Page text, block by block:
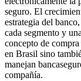
seguro. El
estrategia del
cada segmento y
concepto de
en Brasil sino
manejan
compañía.